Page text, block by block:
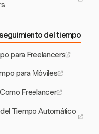
del tiempo
para Freelancers
para Móviles
Freelancer
Tiempo Automático